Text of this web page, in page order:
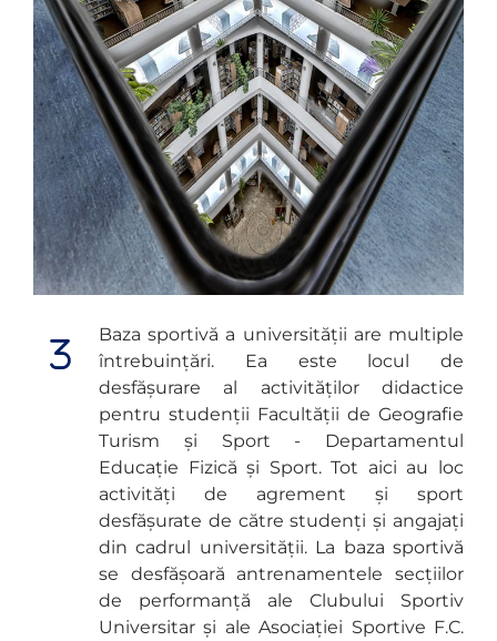
Baza sportivă a universității are multiple
întrebuințări. Ea este locul de
desfășurare al activităților didactice
pentru studenții Facultății de Geografie
Turism și Sport - Departamentul
Educație Fizică și Sport. Tot aici au loc
activități de agrement și sport
desfășurate de către studenți și angajați
din cadrul universității. La baza sportivă
se desfășoară antrenamentele secțiilor
de performanță ale Clubului Sportiv
Universitar și ale Asociației Sportive F.C.